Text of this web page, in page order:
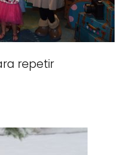
repetir